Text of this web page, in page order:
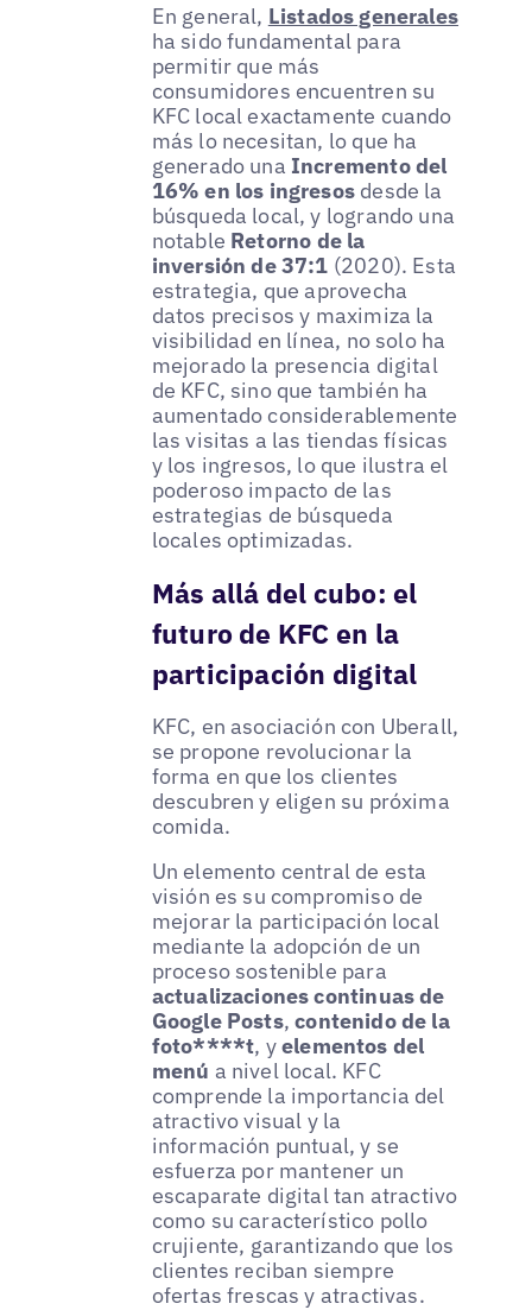
En general, Listados generales
ha sido fundamental para
permitir que más
consumidores encuentren su
KFC local exactamente cuando
más lo necesitan, lo que ha
generado una Incremento del
16% en los ingresos desde la
búsqueda local, y logrando una
notable Retorno de la
inversión de 37:1 (2020). Esta
estrategia, que aprovecha
datos precisos y maximiza la
visibilidad en línea, no solo ha
mejorado la presencia digital
de KFC, sino que también ha
aumentado considerablemente
las visitas a las tiendas físicas
y los ingresos, lo que ilustra el
poderoso impacto de las
estrategias de búsqueda
locales optimizadas.
Más allá del cubo: el
futuro de KFC en la
participación digital
KFC, en asociación con Uberall,
se propone revolucionar la
forma en que los clientes
descubren y eligen su próxima
comida.
Un elemento central de esta
visión es su compromiso de
mejorar la participación local
mediante la adopción de un
proceso sostenible para
actualizaciones continuas de
Google Posts,contenido de la
foto****t, yelementos del
menú a nivel local. KFC
comprende la importancia del
atractivo visual y la
información puntual, y se
esfuerza por mantener un
escaparate digital tan atractivo
como su característico pollo
crujiente, garantizando que los
clientes reciban siempre
ofertas frescas y atractivas.